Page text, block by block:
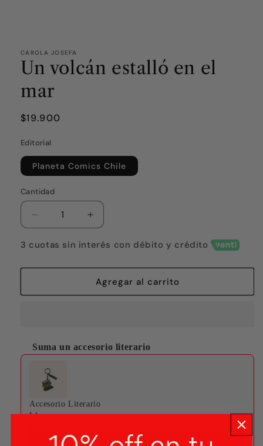
CAROLA JOSEFA
Un volcán estalló en el
mar
Precio
$19.900
Editorial
Planeta Comics Chile
Cantidad
Reducir
cantidad
para
volcán
en
Aumentar
cantidad
para
volcán
estalló
en
3 cuotas sin interés con débito y crédito
Agregar al carrito
Suma un accesorio literario
Use the Previous and Next buttons to navigate through
Accesorio Literario
Llavero
Agregar